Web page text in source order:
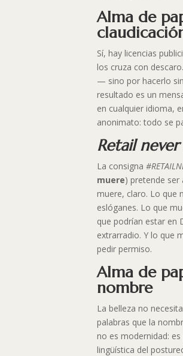
Alma de
Sí, hay licencias
los cruza con
— sino por hacerlo
resultado es un
en cualquier idioma,
anonimato: todo se
Retail never
La consigna
muere) pretende ser
muere, claro. Lo que
eslóganes. Lo que
que podrían estar en
extrarradio. Y lo que
pedir permiso.
Alma de
nombre
La belleza no
palabras que la
no es modernidad:
lingüística del